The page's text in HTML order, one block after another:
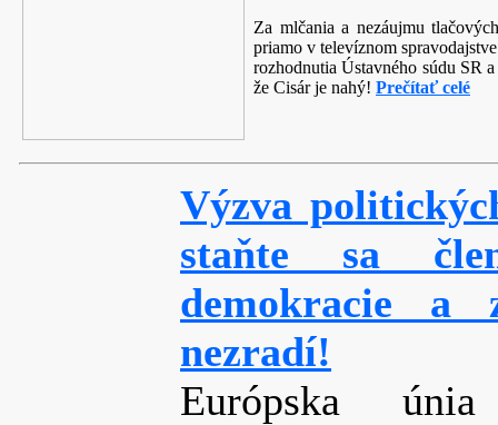
Za mlčania a nezáujmu
priamo v televíznom
rozhodnutia Ústavného súdu SR
že Cisár je nahý! Prečítať celé
Výzva
staňte sa
demokracie a
nezradí!
Európska